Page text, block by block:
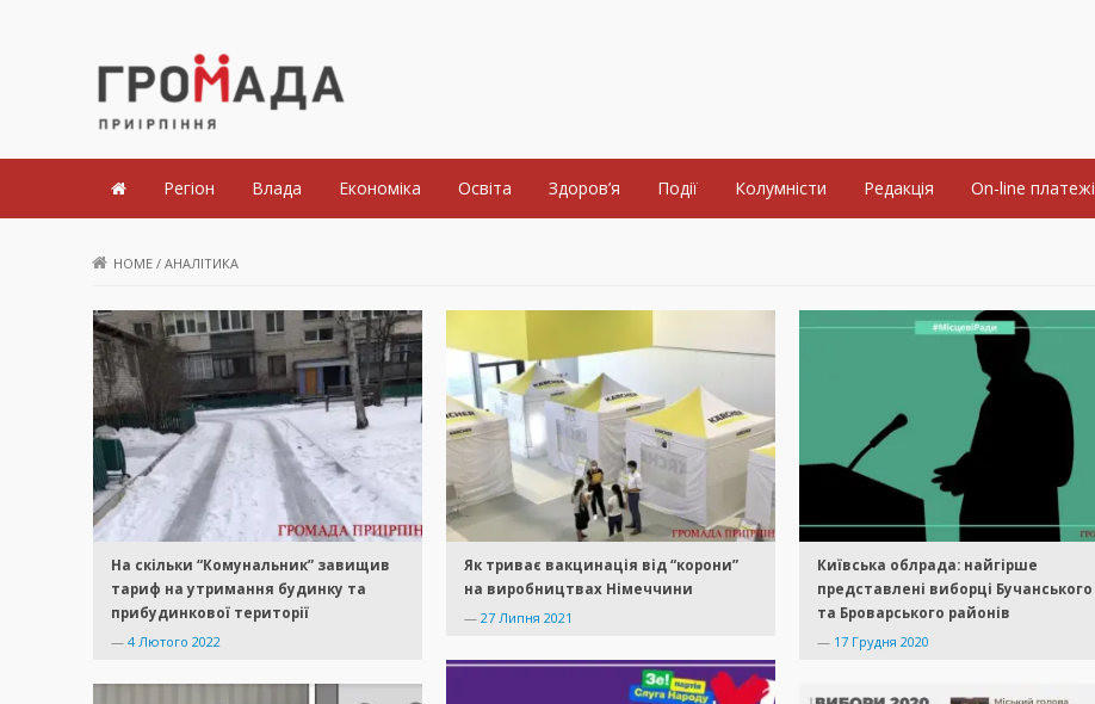
Громада Приірпіння
Регіон Влада Економіка Освіта Здоров’я Події Колумністи Редакція On-line платежі
HOME / АНАЛІТИКА
На скільки “Комунальник” завищив
тариф на утримання будинку та
прибудинкової території
— 4 Лютого 2022
Як триває вакцинація від “корони”
на виробництвах Німеччини
— 27 Липня 2021
Київська облрада: найгірше
представлені виборці Бучанського
та Броварського районів
— 17 Грудня 2020